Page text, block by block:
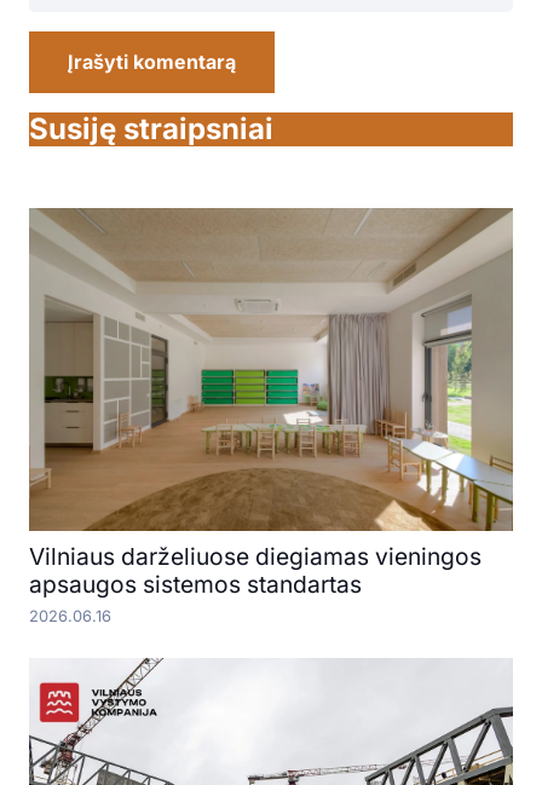
Įrašyti komentarą
Susiję straipsniai
Vilniaus darželiuose diegiamas vieningos
apsaugos sistemos standartas
2026.06.16